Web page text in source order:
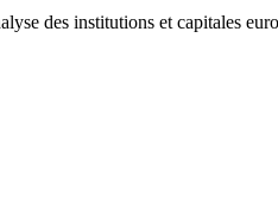
des institutions et capitales